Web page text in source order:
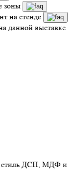
зоны
на стенде
данной выставке
стиль ДСП, МДФ и